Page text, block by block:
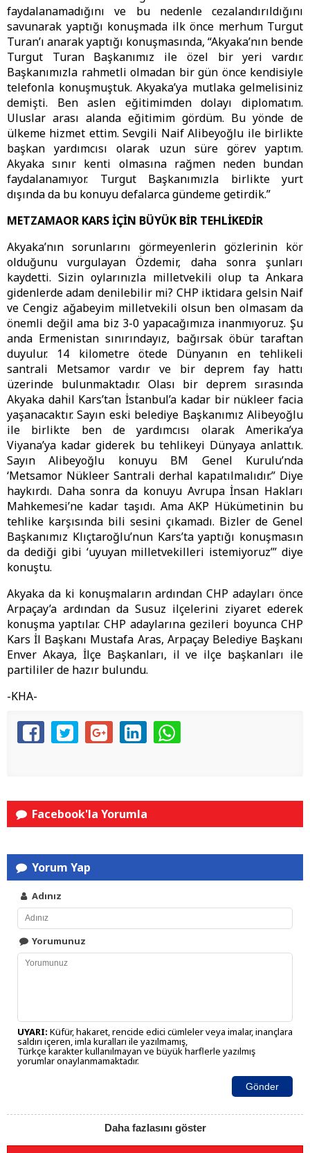
faydalanamadığını ve bu nedenle cezalandırıldığını
savunarak yaptığı konuşmada ilk önce merhum Turgut
Turan’ı anarak yaptığı konuşmasında, “Akyaka’nın bende
Turgut Turan Başkanımız ile özel bir yeri vardır.
Başkanımızla rahmetli olmadan bir gün önce kendisiyle
telefonla konuşmuştuk. Akyaka’ya mutlaka gelmelisiniz
demişti. Ben aslen eğitimimden dolayı diplomatım.
Uluslar arası alanda eğitimim gördüm. Bu yönde de
ülkeme hizmet ettim. Sevgili Naif Alibeyoğlu ile birlikte
başkan yardımcısı olarak uzun süre görev yaptım.
Akyaka sınır kenti olmasına rağmen neden bundan
faydalanamıyor. Turgut Başkanımızla birlikte yurt
dışında da bu konuyu defalarca gündeme getirdik.”
METZAMAOR KARS İÇİN BÜYÜK BİR TEHLİKEDİR
Akyaka’nın sorunlarını görmeyenlerin gözlerinin kör
olduğunu vurgulayan Özdemir, daha sonra şunları
kaydetti. Sizin oylarınızla milletvekili olup ta Ankara
gidenlerde adam denilebilir mi? CHP iktidara gelsin Naif
ve Cengiz ağabeyim milletvekili olsun ben olmasam da
önemli değil ama biz 3-0 yapacağımıza inanmıyoruz. Şu
anda Ermenistan sınırındayız, bağırsak öbür taraftan
duyulur. 14 kilometre ötede Dünyanın en tehlikeli
santrali Metsamor vardır ve bir deprem fay hattı
üzerinde bulunmaktadır. Olası bir deprem sırasında
Akyaka dahil Kars’tan İstanbul’a kadar bir nükleer facia
yaşanacaktır. Sayın eski belediye Başkanımız Alibeyoğlu
ile birlikte ben de yardımcısı olarak Amerika’ya
Viyana’ya kadar giderek bu tehlikeyi Dünyaya anlattık.
Sayın Alibeyoğlu konuyu BM Genel Kurulu’nda
‘Metsamor Nükleer Santrali derhal kapatılmalıdır.” Diye
haykırdı. Daha sonra da konuyu Avrupa İnsan Hakları
Mahkemesi’ne kadar taşıdı. Ama AKP Hükümetinin bu
tehlike karşısında bili sesini çıkamadı. Bizler de Genel
Başkanımız Klıçtaroğlu’nun Kars’ta yaptığı konuşmasın
da dediği gibi ‘uyuyan milletvekilleri istemiyoruz’” diye
konuştu.
Akyaka da ki konuşmaların ardından CHP adayları önce
Arpaçay’a ardından da Susuz ilçelerini ziyaret ederek
konuşma yaptılar. CHP adaylarına gezileri boyunca CHP
Kars İl Başkanı Mustafa Aras, Arpaçay Belediye Başkanı
Enver Akaya, İlçe Başkanları, il ve ilçe başkanları ile
partililer de hazır bulundu.
-KHA-
Facebook'la Yorumla
Yorum Yap
Adınız
Yorumunuz
UYARI: Küfür, hakaret, rencide edici cümleler veya imalar, inançlara
saldırı içeren, imla kuralları ile yazılmamış,
Türkçe karakter kullanılmayan ve büyük harflerle yazılmış
yorumlar onaylanmamaktadır.
Gönder
Daha fazlasını göster